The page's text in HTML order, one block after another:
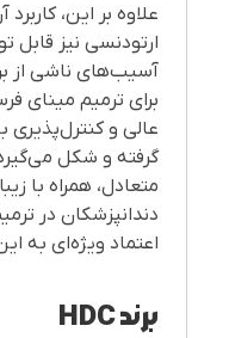
علاوه بر این،
ارتودنسی نیز قابل
آسیب‌های ناشی از
برای ترمیم مینای
عالی و کنترل‌پذیری
گرفته و شکل
متعادل، همراه با
دندانپزشکان در
اعتماد ویژه‌ای به
برند